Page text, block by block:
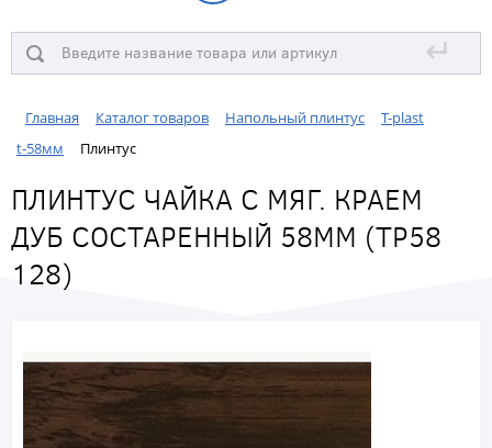
↵
Главная Каталог товаров Напольный плинтус
T-plast
t-58мм
Плинтус
ПЛИНТУС ЧАЙКА С МЯГ. КРАЕМ
ДУБ СОСТАРЕННЫЙ 58ММ (ТР58
128)